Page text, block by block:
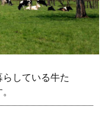
している牛た